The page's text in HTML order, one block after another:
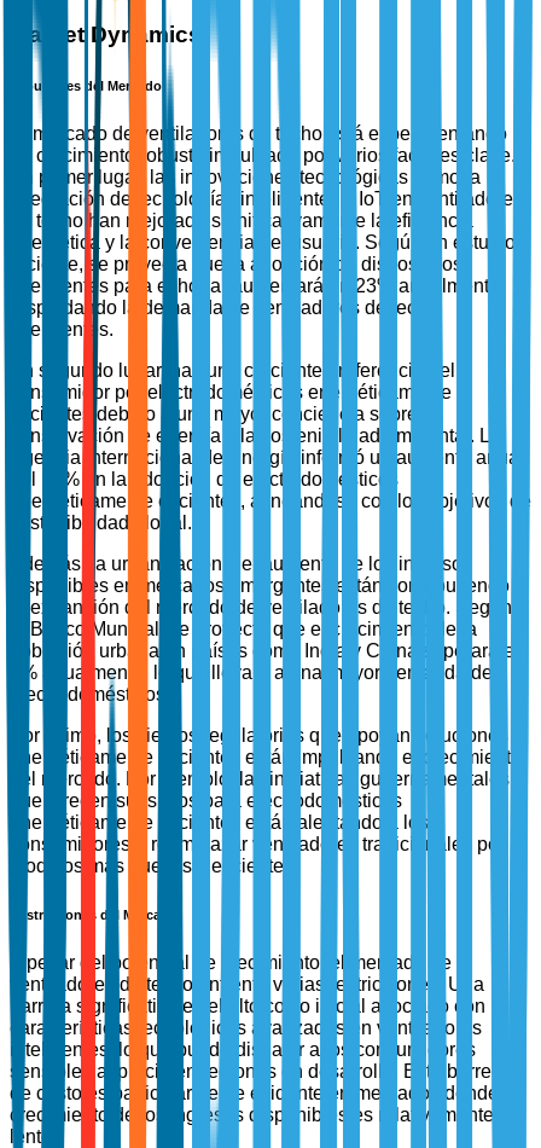
Market Dynamics
Impulsores del Mercado
El mercado de ventiladores de techo está experimentando
un crecimiento robusto impulsado por varios factores clave.
En primer lugar, las innovaciones tecnológicas como la
integración de tecnologías inteligentes y IoT en ventiladores
de techo han mejorado significativamente la eficiencia
energética y la conveniencia del usuario. Según un estudio
reciente, se proyecta que la adopción de dispositivos
inteligentes para el hogar aumentará un 23% anualmente,
respaldando la demanda de ventiladores de techo
inteligentes.
En segundo lugar, hay una creciente preferencia del
consumidor por electrodomésticos energéticamente
eficientes debido a una mayor conciencia sobre la
conservación de energía y la sostenibilidad ambiental. La
Agencia Internacional de Energía informó un aumento anual
del 15% en la adopción de electrodomésticos
energéticamente eficientes, alineándose con los objetivos de
sostenibilidad global.
Además, la urbanización y el aumento de los ingresos
disponibles en mercados emergentes están contribuyendo a
la expansión del mercado de ventiladores de techo. Según
el Banco Mundial, se proyecta que el crecimiento de la
población urbana en países como India y China superará el
3% anualmente, lo que llevará a una mayor demanda de
electrodomésticos.
Por último, los vientos regulatorios que apoyan soluciones
energéticamente eficientes están impulsando el crecimiento
del mercado. Por ejemplo, las iniciativas gubernamentales
que ofrecen subsidios para electrodomésticos
energéticamente eficientes están alentando a los
consumidores a reemplazar ventiladores tradicionales por
modelos más nuevos y eficientes.
Restricciones del Mercado
A pesar del potencial de crecimiento, el mercado de
ventiladores de techo enfrenta varias restricciones. Una
barrera significativa es el alto costo inicial asociado con
características tecnológicas avanzadas en ventiladores
inteligentes, lo que puede disuadir a los consumidores
sensibles al precio en regiones en desarrollo. Esta barrera
de costo es particularmente evidente en mercados donde el
crecimiento de los ingresos disponibles es relativamente
lento.